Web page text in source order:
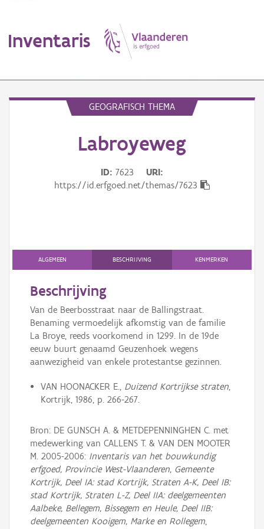
Inventaris
Persoon of collectief
Downloads
Hergebruik
Aanmelden
GEOGRAFISCH THEMA
Labroyeweg
ID 7623
URI
https://id.erfgoed.net/themas/7623
ALGEMEEN BESCHRIJVING KENMERKEN
Beschrijving
Van de Beerbosstraat naar de Ballingstraat.
Benaming vermoedelijk afkomstig van de familie
La Broye, reeds voorkomend in 1299. In de 19de
eeuw buurt genaamd Geuzenhoek wegens
aanwezigheid van enkele protestantse gezinnen.
VAN HOONACKER E., Duizend Kortrijkse straten,
Kortrijk, 1986, p. 266-267.
Bron: DE GUNSCH A. & METDEPENNINGHEN C. met
medewerking van CALLENS T. & VAN DEN MOOTER
M. 2005-2006: Inventaris van het bouwkundig
erfgoed, Provincie West-Vlaanderen, Gemeente
Kortrijk, Deel IA: stad Kortrijk, Straten A-K, Deel IB:
stad Kortrijk, Straten L-Z, Deel IIA: deelgemeenten
Aalbeke, Bellegem, Bissegem en Heule, Deel IIB:
deelgemeenten Kooigem, Marke en Rollegem,